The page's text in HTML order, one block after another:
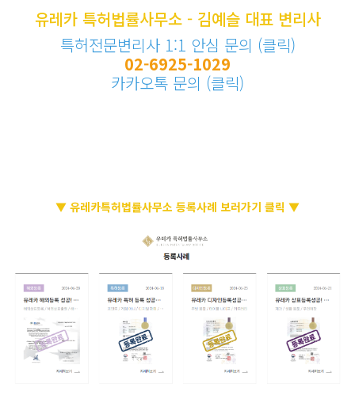
유레카 특허법률사무소 - 김예슬 대표 변리사
특허전문변리사 1:1 안심 문의 (클릭)
02-6925-1029
카카오톡 문의 (클릭)
▼ 유레카특허법률사무소 등록사례 보러가기 클릭 ▼